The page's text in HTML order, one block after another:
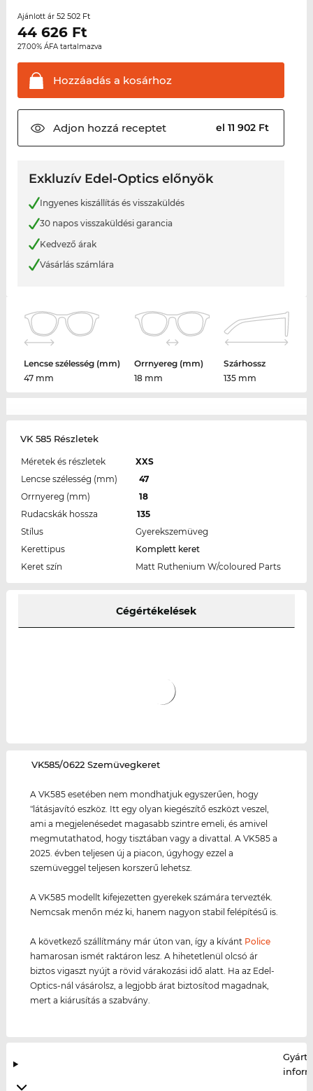
Ajánlott ár 52 502 Ft
44 626Ft
27.00% ÁFA tartalmazva
Hozzáadás a kosárhoz
Adjon hozzá receptet el 11 902 Ft
Exkluzív Edel-Optics előnyök
Ingyenes kiszállítás és visszaküldés
30 napos visszaküldési garancia
Kedvező árak
Vásárlás számlára
Lencse szélesség (mm)
47 mm
Orrnyereg (mm)
18 mm
Szárhossz
135 mm
VK 585 Részletek
Méretek és részletek
XXS
Lencse szélesség (mm)
47
Orrnyereg (mm)
18
Rudacskák hossza
135
Stílus
Gyerekszemüveg
Kerettipus
Komplett keret
Keret szín
Matt Ruthenium W/coloured Parts
Cégértékelések
‌VK585/0622 Szemüvegkeret
A VK585 esetében nem mondhatjuk egyszerűen, hogy
"látásjavító eszköz. Itt egy olyan kiegészítő eszközt veszel,
ami a megjelenésedet magasabb szintre emeli, és amivel
megmutathatod, hogy tisztában vagy a divattal. A VK585 a
2025. évben teljesen új a piacon, úgyhogy ezzel a
szemüveggel teljesen korszerű lehetsz.
A VK585 modellt kifejezetten gyerekek számára tervezték.
Nemcsak menőn méz ki, hanem nagyon stabil felépítésű is.
A következő szállítmány már úton van, így a kívánt Police
hamarosan ismét raktáron lesz. A hihetetlenül olcsó ár
biztos vigaszt nyújt a rövid várakozási idő alatt. Ha az Edel-
Optics-nál vásárolsz, a legjobb árat biztosítod magadnak,
mert a kiárusítás a szabvány.